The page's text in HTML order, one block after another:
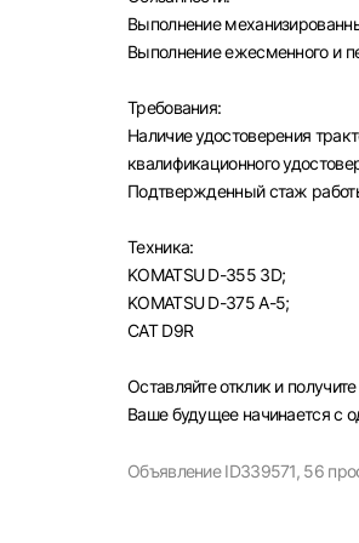
Выполнение
Выполнение ежесменного и
Требования:
Наличие удостоверения
квалификационного
Подтвержденный стаж
Техника:
KOMATSU D-355 3D;
KOMATSU D-375 А-5;
CAT D9R
Оставляйте отклик и
Ваше будущее начинается с
Объявление ID339571, 56